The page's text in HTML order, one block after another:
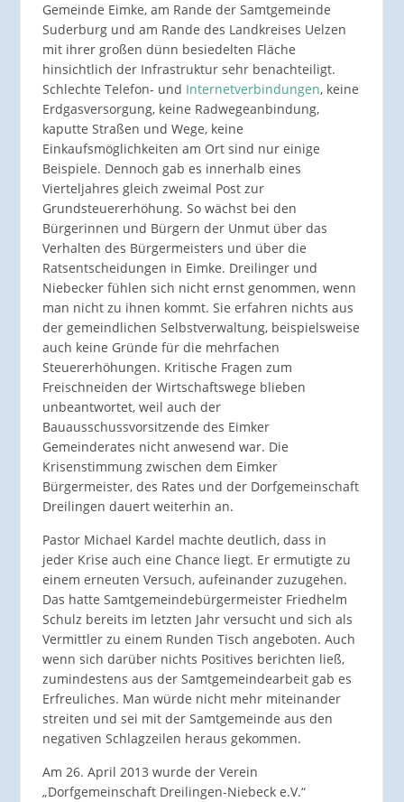
Gemeinde Eimke, am Rande der Samtgemeinde
Suderburg und am Rande des Landkreises Uelzen
mit ihrer großen dünn besiedelten Fläche
hinsichtlich der Infrastruktur sehr benachteiligt.
Schlechte Telefon- und Internetverbindungen, keine
Erdgasversorgung, keine Radwegeanbindung,
kaputte Straßen und Wege, keine
Einkaufsmöglichkeiten am Ort sind nur einige
Beispiele. Dennoch gab es innerhalb eines
Vierteljahres gleich zweimal Post zur
Grundsteuererhöhung. So wächst bei den
Bürgerinnen und Bürgern der Unmut über das
Verhalten des Bürgermeisters und über die
Ratsentscheidungen in Eimke. Dreilinger und
Niebecker fühlen sich nicht ernst genommen, wenn
man nicht zu ihnen kommt. Sie erfahren nichts aus
der gemeindlichen Selbstverwaltung, beispielsweise
auch keine Gründe für die mehrfachen
Steuererhöhungen. Kritische Fragen zum
Freischneiden der Wirtschaftswege blieben
unbeantwortet, weil auch der
Bauausschussvorsitzende des Eimker
Gemeinderates nicht anwesend war. Die
Krisenstimmung zwischen dem Eimker
Bürgermeister, des Rates und der Dorfgemeinschaft
Dreilingen dauert weiterhin an.
Pastor Michael Kardel machte deutlich, dass in
jeder Krise auch eine Chance liegt. Er ermutigte zu
einem erneuten Versuch, aufeinander zuzugehen.
Das hatte Samtgemeindebürgermeister Friedhelm
Schulz bereits im letzten Jahr versucht und sich als
Vermittler zu einem Runden Tisch angeboten. Auch
wenn sich darüber nichts Positives berichten ließ,
zumindestens aus der Samtgemeindearbeit gab es
Erfreuliches. Man würde nicht mehr miteinander
streiten und sei mit der Samtgemeinde aus den
negativen Schlagzeilen heraus gekommen.
Am 26. April 2013 wurde der Verein
„Dorfgemeinschaft Dreilingen-Niebeck e.V.“